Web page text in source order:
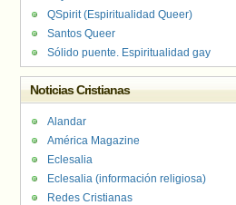
QSpirit (Espiritualidad Queer)
Santos Queer
Sólido puente. Espiritualidad gay
Noticias Cristianas
Alandar
América Magazine
Eclesalia
Eclesalia (información religiosa)
Redes Cristianas